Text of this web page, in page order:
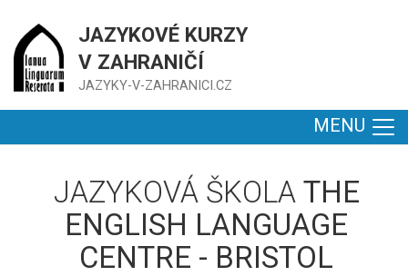
JAZYKOVÉ KURZY
V ZAHRANIČÍ
JAZYKY-V-ZAHRANICI.CZ
MENU
JAZYKOVÁ ŠKOLA THE
ENGLISH LANGUAGE
CENTRE - BRISTOL